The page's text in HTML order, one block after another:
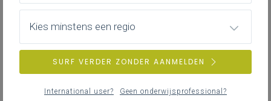
Deeltijds kunstenonderwijs (dko) Brussel -
Regulier basis- en secundair onderwijs - Speciale
Studentenprofielen - Effect starttoets
Kies minstens een regio
SURF VERDER ZONDER AANMELDEN
International user? Geen onderwijsprofessional?